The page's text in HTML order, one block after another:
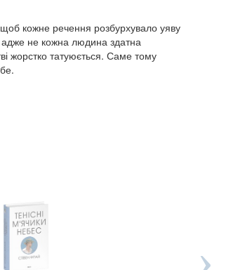
щоб кожне речення розбурхувало уяву
адже не кожна людина здатна
жорстко татуюється. Саме тому